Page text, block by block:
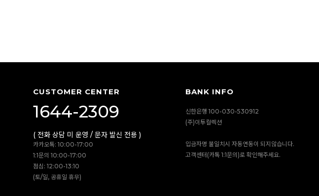
CUSTOMER CENTER
1644-2309
( 전화 상담 미 운영 / 문자 발신 전용 )
카카오톡: 10:00-17:00
1:1문의 10:00-17:00
점심: 12:00-13:10
(토/일, 공휴일 휴무)
BANK INFO
신한은행 100-030-530912
(주)이투컬렉션
입금자명 불일치시 자동연동이 되지않습니다.
고객센터(카톡 1:1문의)로 확인해주세요.